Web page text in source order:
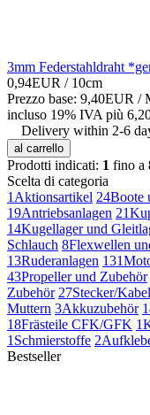
3mm Federstahldraht
0,94EUR / 10cm
Prezzo base: 9,40EUR /
incluso 19% IVA più
Delivery within 2-6
al carrello
Prodotti indicati: 1 fino a
Scelta di categoria
1 Aktionsartikel 24Boote
19Antriebsanlagen 21
14Kugellager und
Schlauch 8Flexwellen
13Ruderanlagen 131
43Propeller und Zubehör
Zubehör 27Stecker/
Muttern 3Akkuzubehör
18Frästeile CFK/GFK 1
1 Schmierstoffe 2
Bestseller